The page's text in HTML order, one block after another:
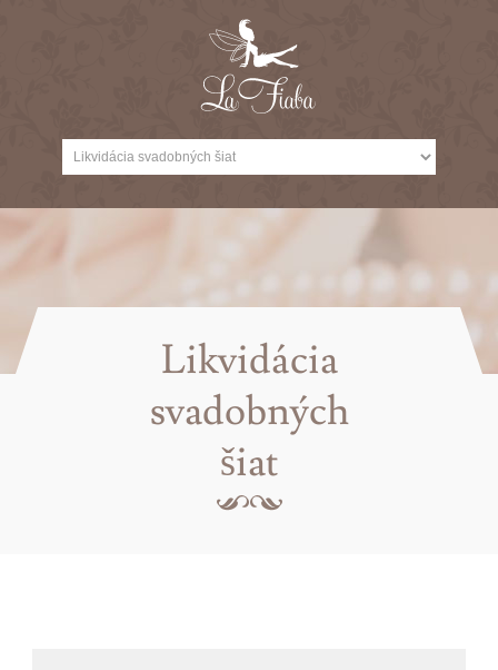
Likvidácia
svadobných
šiat